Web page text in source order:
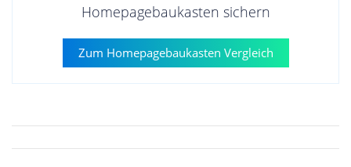
Homepagebaukasten sichern
Zum Homepagebaukasten Vergleich